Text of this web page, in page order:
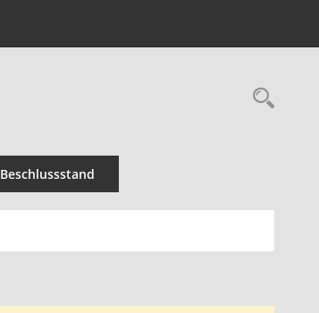
Beschlussstand